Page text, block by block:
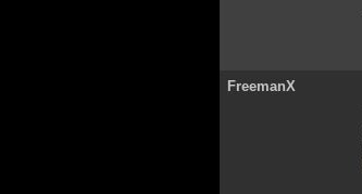
FreemanX